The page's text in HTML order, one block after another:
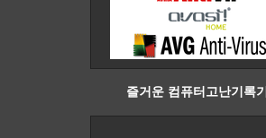
즐거운 컴퓨터고난기록기